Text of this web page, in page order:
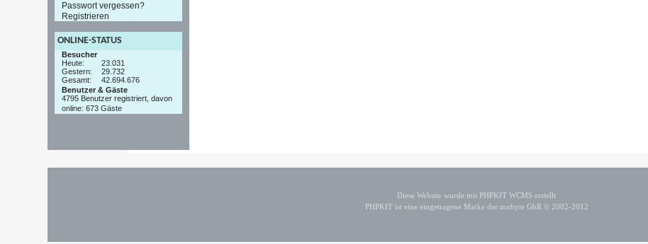
Passwort vergessen?
Registrieren
ONLINE-STATUS
Besucher
Heute:
23.031
Gestern:
29.732
Gesamt:
42.694.676
Benutzer & Gäste
4795 Benutzer registriert, davon
online: 673 Gäste
Diese Website wurde mit PHPKIT WCMS erstellt
PHPKIT ist eine eingetragene Marke der mxbyte GbR © 2002-2012